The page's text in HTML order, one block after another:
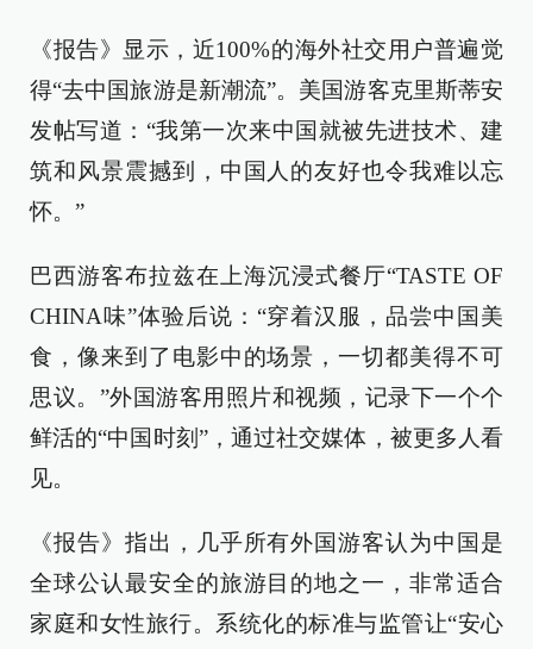
《报告》显示，近100%的海外社交用户普遍觉
得“去中国旅游是新潮流”。美国游客克里斯蒂安
发帖写道：“我第一次来中国就被先进技术、建
筑和风景震撼到，中国人的友好也令我难以忘
怀。”
巴西游客布拉兹在上海沉浸式餐厅“TASTE OF
CHINA味”体验后说：“穿着汉服，品尝中国美
食，像来到了电影中的场景，一切都美得不可
思议。”外国游客用照片和视频，记录下一个个
鲜活的“中国时刻”，通过社交媒体，被更多人看
见。
《报告》指出，几乎所有外国游客认为中国是
全球公认最安全的旅游目的地之一，非常适合
家庭和女性旅行。系统化的标准与监管让“安心